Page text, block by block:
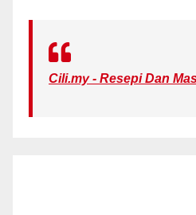
Cili.my - Resepi Dan